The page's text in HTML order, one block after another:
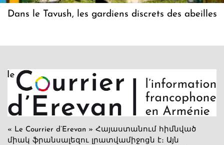
Dans le Tavush, les gardiens discrets des abeilles
« Le Courrier d’Erevan » Հայաստանում հիմնված
միակ ֆրանսալեզու լրատվամիջոցն է։ Այն